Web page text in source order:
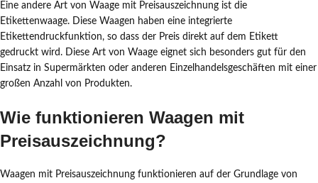
Eine andere Art von Waage mit Preisauszeichnung ist die
Etikettenwaage. Diese Waagen haben eine integrierte
Etikettendruckfunktion, so dass der Preis direkt auf dem Etikett
gedruckt wird. Diese Art von Waage eignet sich besonders gut für den
Einsatz in Supermärkten oder anderen Einzelhandelsgeschäften mit einer
großen Anzahl von Produkten.
Wie funktionieren Waagen mit
Preisauszeichnung?
Waagen mit Preisauszeichnung funktionieren auf der Grundlage von